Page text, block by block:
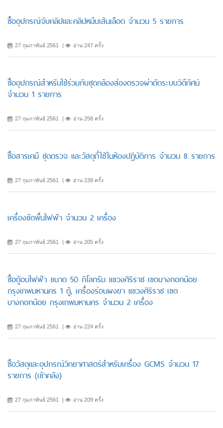
ซื้ออุปกรณ์จับคลิปและคลิปหนีบเส้นเลือด จำนวน 5 รายการ
27 กุมภาพันธ์ 2561 อ่าน 247 ครั้ง
ซื้ออุปกรณ์สำหรับใช้ร่วมกับชุดกล้องส่องตรวจผ่าตัดระบบวิดีทัศน์
จำนวน 1 รายการ
27 กุมภาพันธ์ 2561 อ่าน 258 ครั้ง
ซื้อสารเคมี ชุดตรวจ และวัสดุที่ใช้ในห้องปฏิบัติการ จำนวน 8 รายการ
27 กุมภาพันธ์ 2561 อ่าน 239 ครั้ง
เครื่องขัดพื้นไฟฟ้า จำนวน 2 เครื่อง
27 กุมภาพันธ์ 2561 อ่าน 205 ครั้ง
ซื้อตู้อบไฟฟ้า ขนาด 50 กิโลกรัม แขวงศิริราช เขตบางกอกน้อย
กรุงเทพมหานคร 1 ตู้, เครื่องร่อนผงยา แขวงศิริราช เขต
บางกอกน้อย กรุงเทพมหานคร จำนวน 2 เครื่อง
27 กุมภาพันธ์ 2561 อ่าน 224 ครั้ง
ซื้อวัสดุและอุปกรณ์วิทยาศาสตร์สำหรับเครื่อง GCMS จำนวน 17
รายการ (เข้าคลัง)
27 กุมภาพันธ์ 2561 อ่าน 209 ครั้ง